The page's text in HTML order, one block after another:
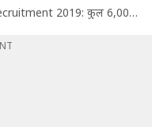
कुल 6,000 पदों पर निकली भर्ती, आज से आवेदन शुरू, जानें विवरण